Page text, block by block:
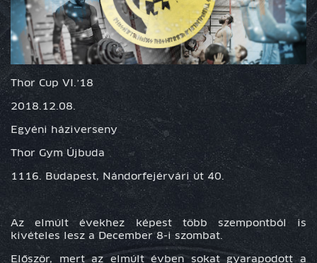
Thor Cup VI.’18
2018.12.08.
Egyéni háziverseny
Thor Gym Újbuda
1116. Budapest, Nándorfejérvári út 40.
Az elmúlt évekhez képest több szempontból is
kivételes lesz a December 8-i szombat.
Először, mert az elmúlt évben sokat gyarapodott a